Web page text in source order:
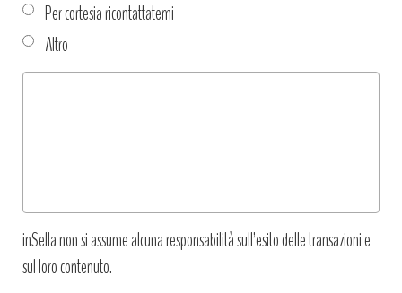
Per cortesia ricontattatemi
Altro
Tipo
inSella non si assume alcuna responsabilità sull’esito delle transazioni e
sul loro contenuto.